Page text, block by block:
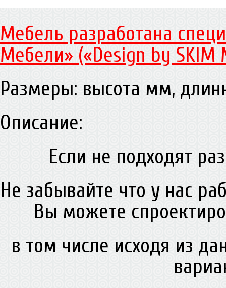
Мебель разработана
Мебели» («Design by SKIM
Размеры: высота мм,
Описание:
Если не подходят
Не забывайте что у нас
Вы можете
в том числе исходя из